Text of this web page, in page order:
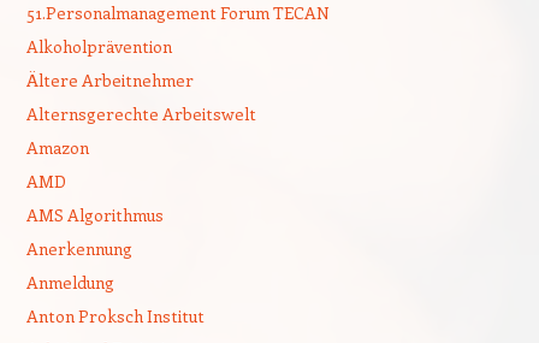
51.Personalmanagement Forum TECAN
Alkoholprävention
Ältere Arbeitnehmer
Alternsgerechte Arbeitswelt
Amazon
AMD
AMS Algorithmus
Anerkennung
Anmeldung
Anton Proksch Institut